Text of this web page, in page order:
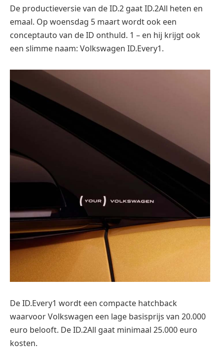
De productieversie van de ID.2 gaat ID.2All heten en
emaal. Op woensdag 5 maart wordt ook een
conceptauto van de ID onthuld. 1 – en hij krijgt ook
een slimme naam: Volkswagen ID.Every1.
De ID.Every1 wordt een compacte hatchback
waarvoor Volkswagen een lage basisprijs van 20.000
euro belooft. De ID.2All gaat minimaal 25.000 euro
kosten.